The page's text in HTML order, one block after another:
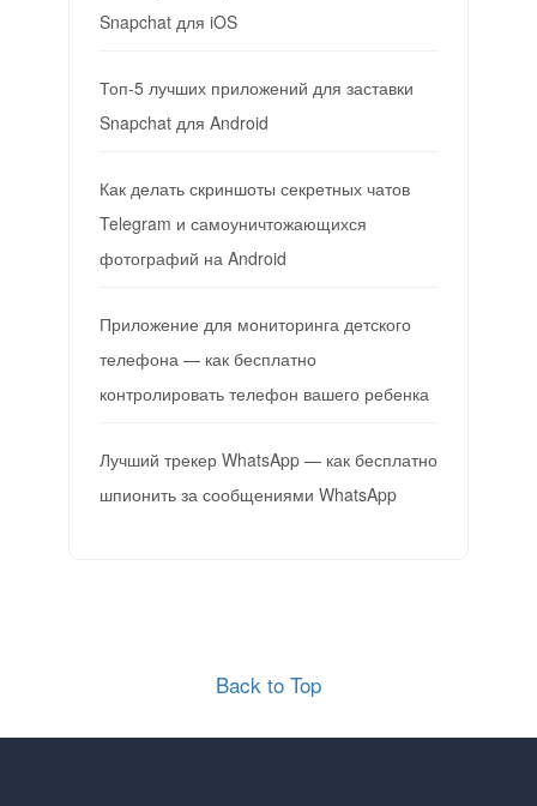
Snapchat для iOS
Топ-5 лучших приложений для заставки
Snapchat для Android
Как делать скриншоты секретных чатов
Telegram и самоуничтожающихся
фотографий на Android
Приложение для мониторинга детского
телефона — как бесплатно
контролировать телефон вашего ребенка
Лучший трекер WhatsApp — как бесплатно
шпионить за сообщениями WhatsApp
Back to Top